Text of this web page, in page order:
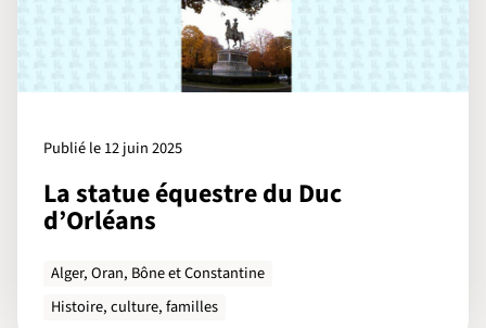
Publié le 12 juin 2025
La statue équestre du Duc
d’Orléans
Alger, Oran, Bône et Constantine
Histoire, culture, familles